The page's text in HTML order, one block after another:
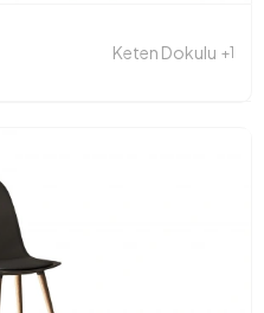
Keten Dokulu +1